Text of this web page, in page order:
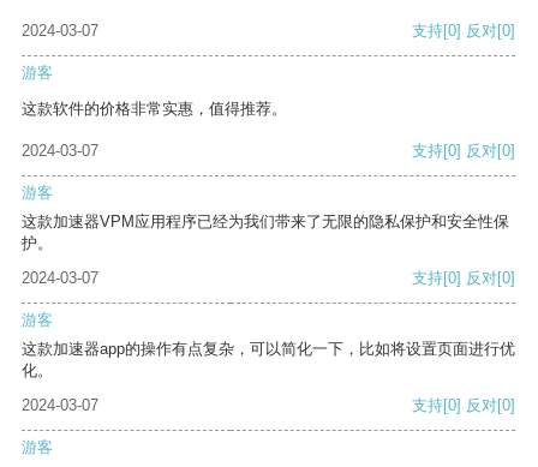
2024-03-07 支持[0] 反对[0]
游客
这款软件的价格非常实惠，值得推荐。
2024-03-07 支持[0] 反对[0]
游客
这款加速器VPM应用程序已经为我们带来了无限的隐私保护和安全性保
护。
2024-03-07
支持[0] 反对[0]
游客
这款加速器app的操作有点复杂，可以简化一下，比如将设置页面进行优
化。
2024-03-07
支持[0] 反对[0]
游客